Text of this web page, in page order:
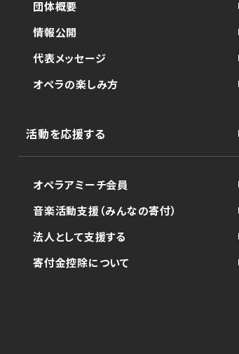
団体概要
情報公開
代表メッセージ
オペラの楽しみ方
活動を応援する
オペラアミーチ会員
音楽活動支援（みんなの寄付）
法人として支援する
寄付金控除について